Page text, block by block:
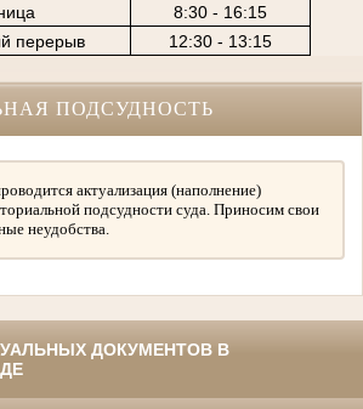
8:30 - 16:15
перерыв
12:30 - 13:15
ПОДСУДНОСТЬ
актуализация (наполнение)
подсудности суда. Приносим свои
неудобства.
ДОКУМЕНТОВ В